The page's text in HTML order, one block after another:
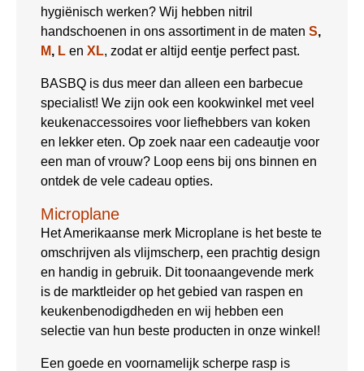
hygiënisch werken? Wij hebben nitril
handschoenen in ons assortiment in de maten S,
M, L en XL, zodat er altijd eentje perfect past.
BASBQ is dus meer dan alleen een barbecue
specialist! We zijn ook een kookwinkel met veel
keukenaccessoires voor liefhebbers van koken
en lekker eten. Op zoek naar een cadeautje voor
een man of vrouw? Loop eens bij ons binnen en
ontdek de vele cadeau opties.
Microplane
Het Amerikaanse merk Microplane is het beste te
omschrijven als vlijmscherp, een prachtig design
en handig in gebruik. Dit toonaangevende merk
is de marktleider op het gebied van raspen en
keukenbenodigdheden en wij hebben een
selectie van hun beste producten in onze winkel!
Een goede en voornamelijk scherpe rasp is